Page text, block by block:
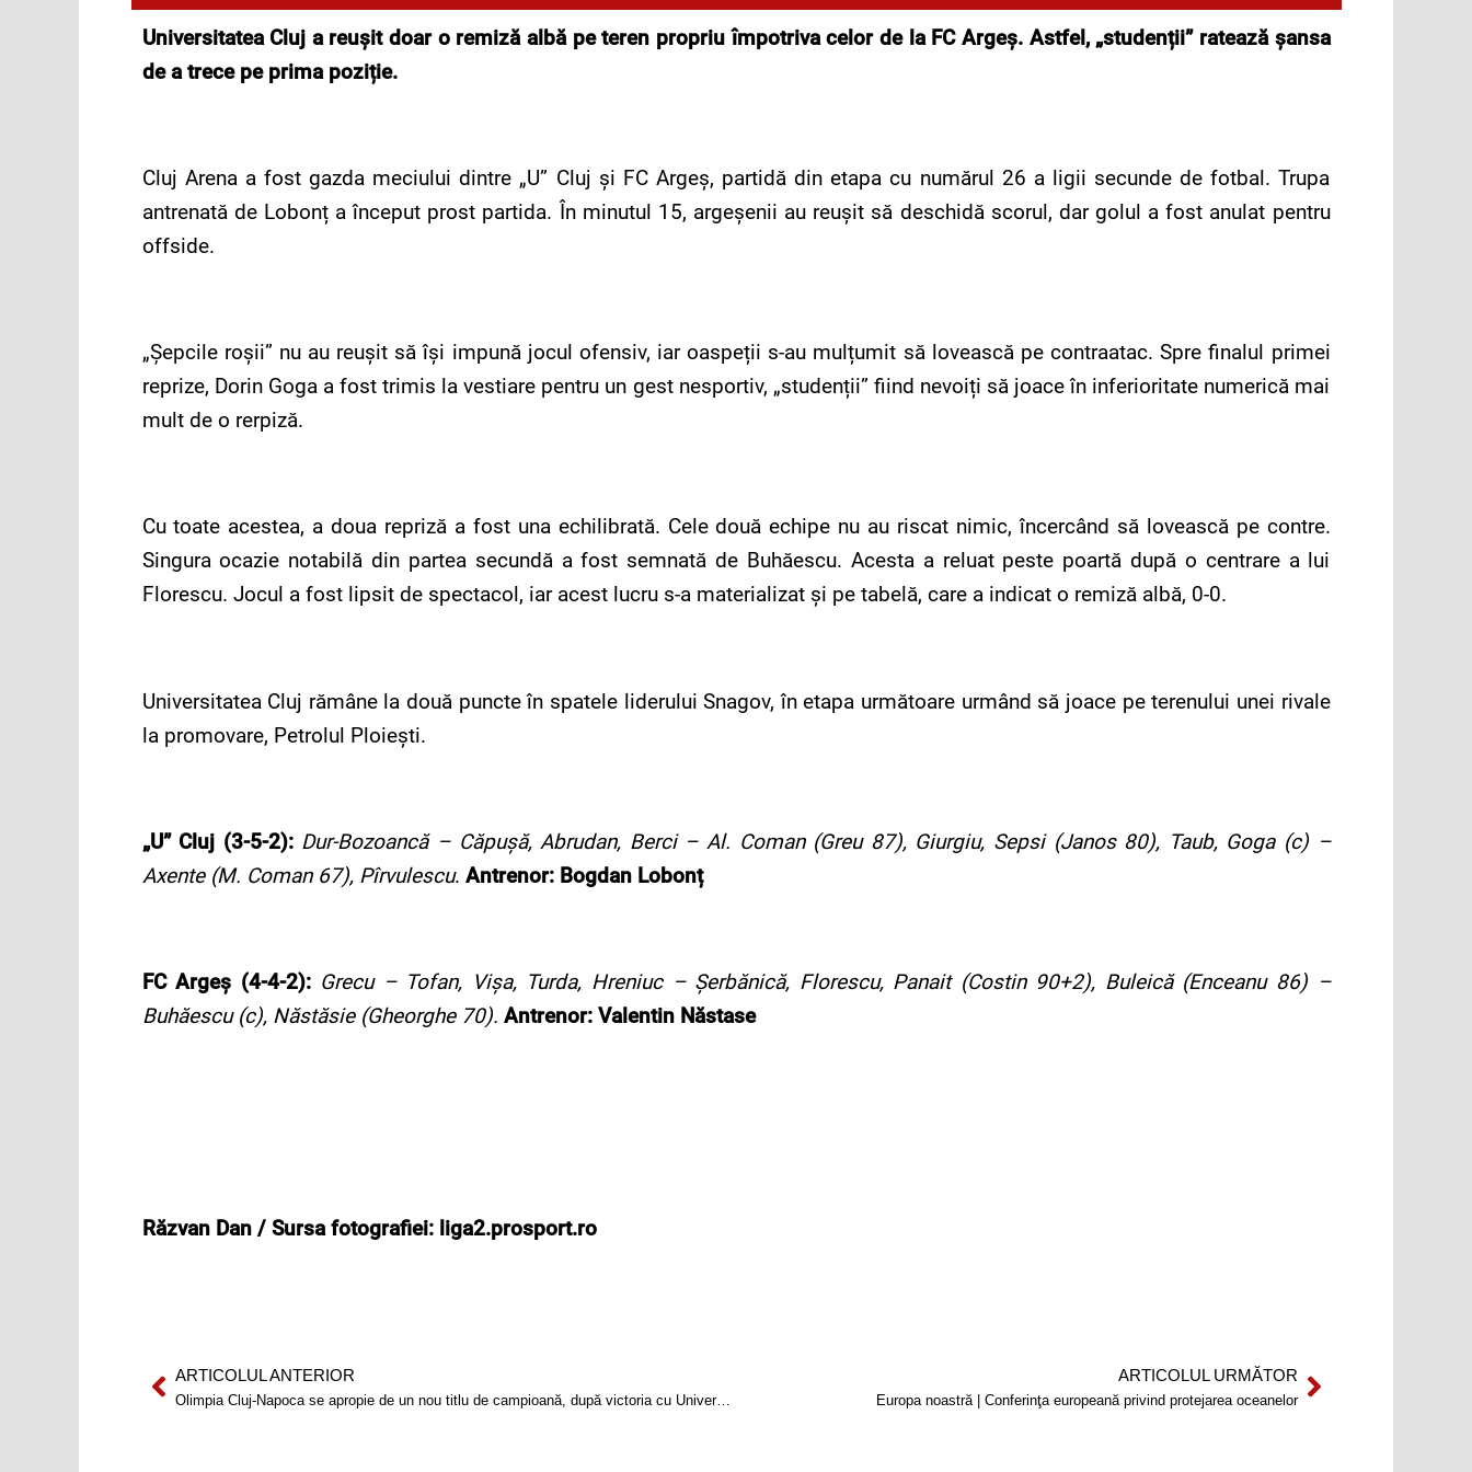
Universitatea Cluj a reușit doar o remiză albă pe teren propriu împotriva celor de la FC Argeș. Astfel, „studenții” ratează șansa
de a trece pe prima poziție.
Cluj Arena a fost gazda meciului dintre „U” Cluj și FC Argeș, partidă din etapa cu numărul 26 a ligii secunde de fotbal. Trupa
antrenată de Lobonț a început prost partida. În minutul 15, argeșenii au reușit să deschidă scorul, dar golul a fost anulat pentru
offside.
„Șepcile roșii” nu au reușit să își impună jocul ofensiv, iar oaspeții s-au mulțumit să lovească pe contraatac. Spre finalul primei
reprize, Dorin Goga a fost trimis la vestiare pentru un gest nesportiv, „studenții” fiind nevoiți să joace în inferioritate numerică mai
mult de o rerpiză.
Cu toate acestea, a doua repriză a fost una echilibrată. Cele două echipe nu au riscat nimic, încercând să lovească pe contre.
Singura ocazie notabilă din partea secundă a fost semnată de Buhăescu. Acesta a reluat peste poartă după o centrare a lui
Florescu. Jocul a fost lipsit de spectacol, iar acest lucru s-a materializat și pe tabelă, care a indicat o remiză albă, 0-0.
Universitatea Cluj rămâne la două puncte în spatele liderului Snagov, în etapa următoare urmând să joace pe terenului unei rivale
la promovare, Petrolul Ploiești.
„U” Cluj (3-5-2): Dur-Bozoancă – Căpușă, Abrudan, Berci – Al. Coman (Greu 87), Giurgiu, Sepsi (Janos 80), Taub, Goga (c) –
Axente (M. Coman 67), Pîrvulescu. Antrenor: Bogdan Lobonț
FC Argeș (4-4-2): Grecu – Tofan, Vișa, Turda, Hreniuc – Șerbănică, Florescu, Panait (Costin 90+2), Buleică (Enceanu 86) –
Buhăescu (c), Năstăsie (Gheorghe 70). Antrenor: Valentin Năstase
Răzvan Dan / Sursa fotografiei: liga2.prosport.ro
Prev
ARTICOLUL ANTERIOR
Olimpia Cluj-Napoca se apropie de un nou titlu de campioană, după victoria cu Universitatea Galați
ARTICOLUL URMĂTOR
Europa noastră | Conferinţa europeană privind protejarea oceanelorNext